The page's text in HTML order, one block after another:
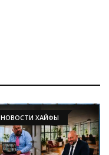
НОВОСТИ ХАЙФЫ